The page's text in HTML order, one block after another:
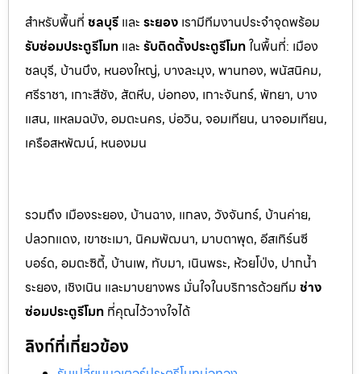
สำหรับพื้นที่ ชลบุรี และ ระยอง เรามีทีมงานประจำจุดพร้อม
รับซ่อมประตูรีโมท และ รับติดตั้งประตูรีโมทในพื้นที่: เมือง
ชลบุรี, บ้านบึง, หนองใหญ่, บางละมุง, พานทอง, พนัสนิคม,
ศรีราชา, เกาะสีชัง, สัตหีบ, บ่อทอง, เกาะจันทร์, พัทยา, บาง
แสน, แหลมฉบัง, อมตะนคร, บ่อวิน, จอมเทียน, นาจอมเทียน,
เครือสหพัฒน์, หนองมน
รวมถึง เมืองระยอง, บ้านฉาง, แกลง, วังจันทร์, บ้านค่าย,
ปลวกแดง, เขาชะเมา, นิคมพัฒนา, มาบตาพุด, อีสเทิร์นซี
บอร์ด, อมตะซิตี้, บ้านเพ, ทับมา, เนินพระ, ห้วยโป่ง, ปากน้ำ
ระยอง, เชิงเนิน และมาบยางพร มั่นใจในบริการด้วยทีม ช่าง
ซ่อมประตูรีโมท ที่คุณไว้วางใจได้
ลิงก์ที่เกี่ยวข้อง